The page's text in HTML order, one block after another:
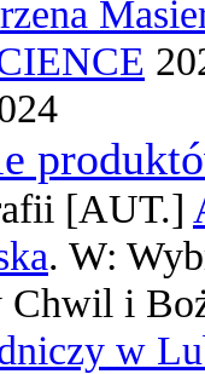
[AUT.]
. W:
Chwil i
w